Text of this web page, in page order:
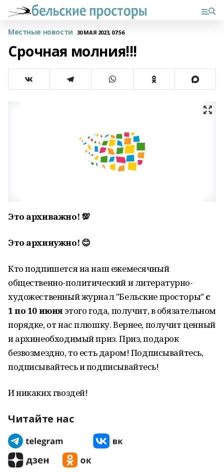
Местные новости 30 МАЯ 2023, 07:56
Срочная молния!!!
Это архиважно! 💯
Это архинужно! 😊
Кто подпишется на наш ежемесячный
общественно-политический и литературно-
художественный журнал "Бельские просторы" с
1 по 10 июняэтого года, получит, в обязательном
порядке, от нас плюшку. Вернее, получит ценный
и архинеобходимый приз. Приз, подарок
безвозмездно, то есть даром! Подписывайтесь,
подписывайтесь и подписывайтесь!
И никаких гвоздей!
Читайте нас